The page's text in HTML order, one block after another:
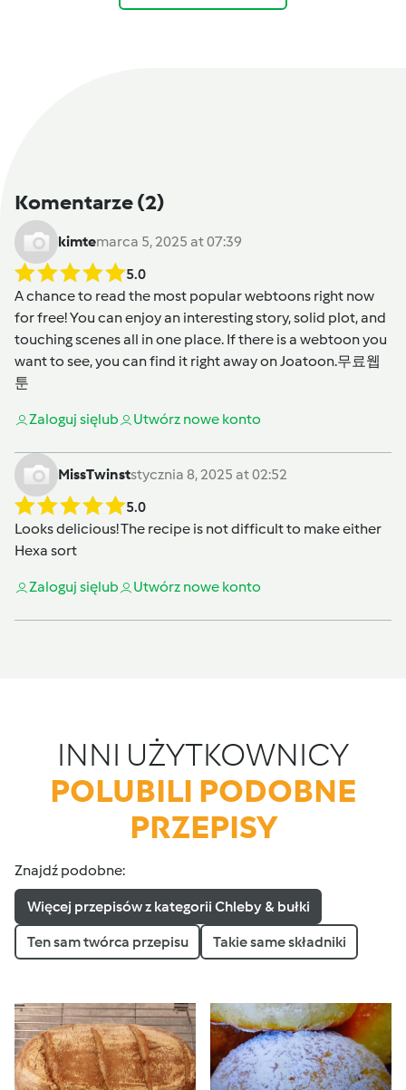
Komentarze(2)
kimtemarca 5, 2025 at 07:39
5.0
A chance to read the most popular webtoons right now
for free! You can enjoy an interesting story, solid plot, and
touching scenes all in one place. If there is a webtoon you
want to see, you can find it right away on Joatoon.무료웹
툰
Zaloguj sięlub Utwórz nowe konto
MissTwinststycznia 8, 2025 at 02:52
5.0
Looks delicious! The recipe is not difficult to make either
Hexa sort
Zaloguj sięlub Utwórz nowe konto
INNI UŻYTKOWNICY
POLUBILI PODOBNE
PRZEPISY
Znajdź podobne:
Więcej przepisów z kategorii Chleby & bułki
Ten sam twórca przepisu Takie same składniki